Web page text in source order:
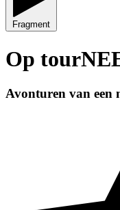
Fragment
Op
Avonturen van een